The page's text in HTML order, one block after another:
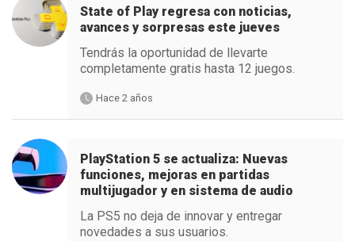
State of Play regresa con noticias,
avances y sorpresas este jueves
Tendrás la oportunidad de llevarte
completamente gratis hasta 12 juegos.
Hace 2 años
PlayStation 5 se actualiza: Nuevas
funciones, mejoras en partidas
multijugador y en sistema de audio
La PS5 no deja de innovar y entregar
novedades a sus usuarios.